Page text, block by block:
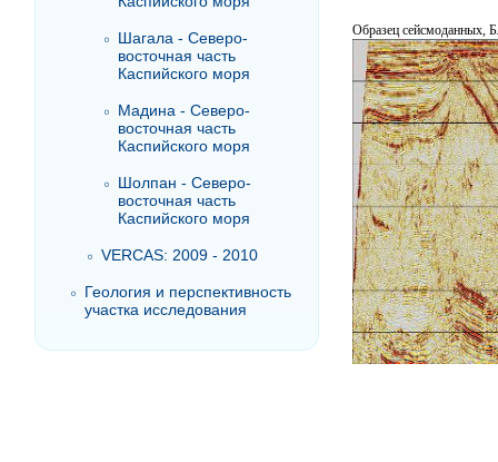
Шагала - Северо-
восточная часть
Каспийского моря
Мадина - Северо-
восточная часть
Каспийского моря
Шолпан - Северо-
восточная часть
Каспийского моря
VERCAS: 2009 - 2010
Геология и перспективность
участка исследования
Образец сейсмоданных,